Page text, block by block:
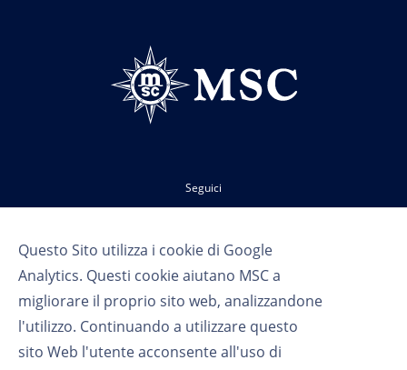
Questo Sito utilizza i cookie di Google
Analytics. Questi cookie aiutano MSC a
migliorare il proprio sito web, analizzandone
l'utilizzo. Continuando a utilizzare questo
sito Web l'utente acconsente all'uso di
Seguici